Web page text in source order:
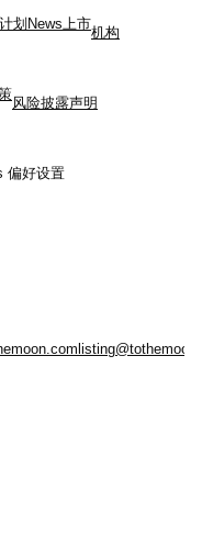
划 News上市
机构
风险披露声明
偏好设置